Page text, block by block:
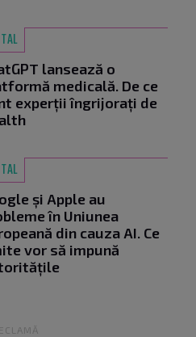
lansează o
medicală. De ce
experții îngrijorați de
și Apple au
în Uniunea
din cauza AI. Ce
vor să impună